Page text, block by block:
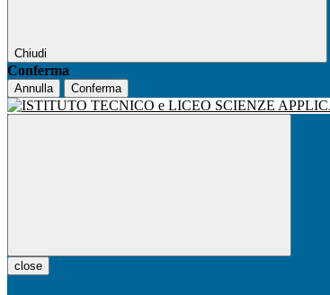
Chiudi
Conferma
Annulla Conferma
close